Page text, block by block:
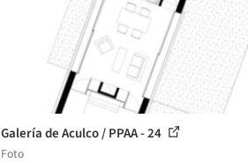
Galería de Aculco / PPAA - 24
Foto